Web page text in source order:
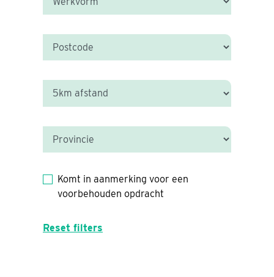
Komt in aanmerking voor een
voorbehouden opdracht
Reset filters